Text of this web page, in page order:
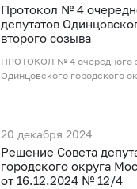
Протокол № 4
депутатов
второго созыва
ПРОТОКОЛ № 4 очередного
Одинцовского городского
20 декабря 2024
Рeшение Совета
городского округа
от 16.12.2024 № 12/4